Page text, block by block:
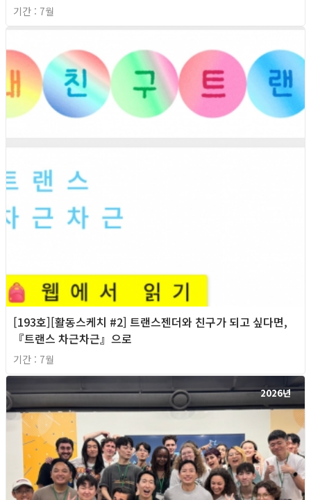
기간 : 7월
[193호][활동스케치 #2] 트랜스젠더와 친구가 되고 싶다면,
『트랜스 차근차근』으로
기간 : 7월
2026년